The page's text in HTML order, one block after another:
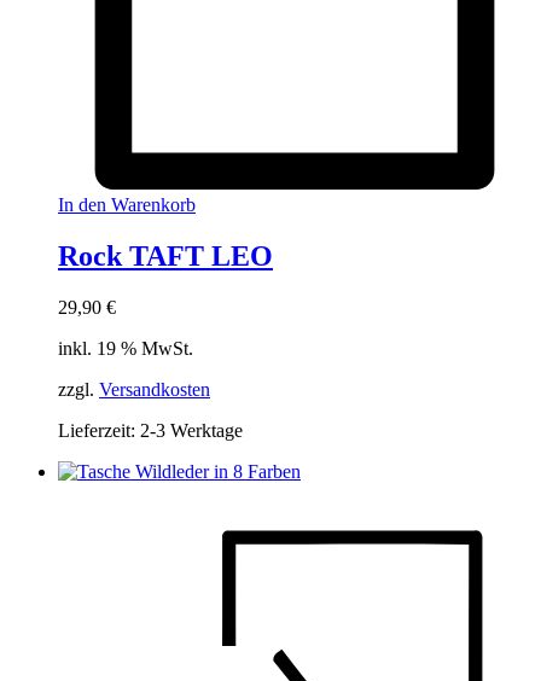
In den Warenkorb
Rock TAFT LEO
29,90 €
inkl. 19 % MwSt.
zzgl. Versandkosten
Lieferzeit: 2-3 Werktage